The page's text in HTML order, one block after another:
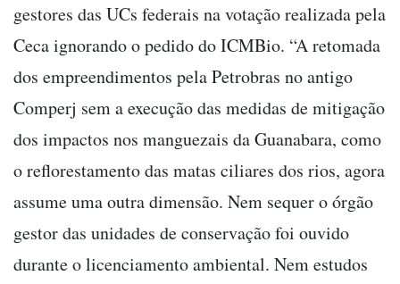
gestores das UCs federais na votação realizada pela
Ceca ignorando o pedido do ICMBio. “A retomada
dos empreendimentos pela Petrobras no antigo
Comperj sem a execução das medidas de mitigação
dos impactos nos manguezais da Guanabara, como
o reflorestamento das matas ciliares dos rios, agora
assume uma outra dimensão. Nem sequer o órgão
gestor das unidades de conservação foi ouvido
durante o licenciamento ambiental. Nem estudos